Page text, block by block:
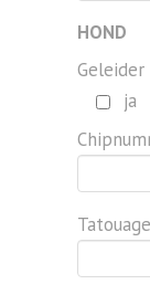
HOND
Geleider
ja